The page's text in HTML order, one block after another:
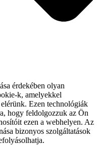
érdekében olyan
k, amelyekkel
Ezen technológiák
hogy feldolgozzuk az Ön
ezen a webhelyen. Az
bizonyos szolgáltatások